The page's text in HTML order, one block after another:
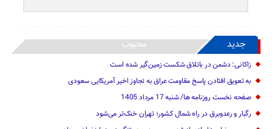
جدید محبوب
زاکانی: دشمن در باتلاق شکست زمین‌گیر شده است
به تعویق افتادن پاسخ مقاومت عراق به تجاوز اخیر آمریکایی سعودی
صفحه نخست روزنامه ها/ شنبه 17 مرداد 1405
رگبار و رعدوبرق در راه شمال کشور؛ تهران خنک‌تر می‌شود